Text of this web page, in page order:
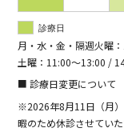
診療日
月・水・金・隔週火曜
土曜：11:00～13:00 /
■ 診療日変更について
※2026年8月11日（月
暇のため休診させてい